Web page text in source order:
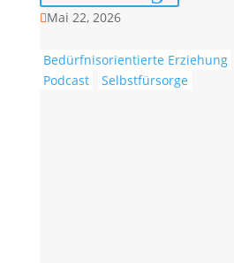
Mai 22, 2026
Bedürfnisorientierte Erziehung
Podcast
Selbstfürsorge